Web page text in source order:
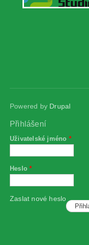
Powered by Drupal
Přihlášení
Uživatelské jméno *
Heslo*
Zaslat nové heslo